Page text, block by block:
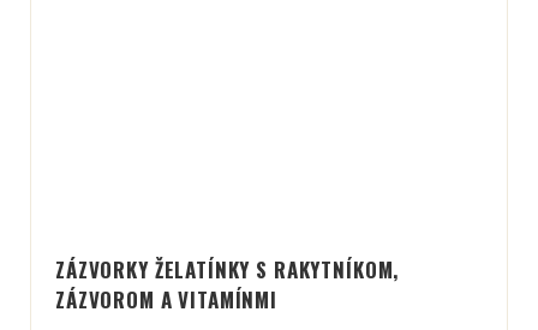
ZÁZVORKY ŽELATÍNKY S RAKYTNÍKOM,
ZÁZVOROM A VITAMÍNMI